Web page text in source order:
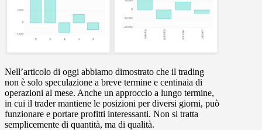
Nell’articolo di oggi abbiamo dimostrato che il trading
non è solo speculazione a breve termine e centinaia di
operazioni al mese. Anche un approccio a lungo termine,
in cui il trader mantiene le posizioni per diversi giorni, può
funzionare e portare profitti interessanti. Non si tratta
semplicemente di quantità, ma di qualità.